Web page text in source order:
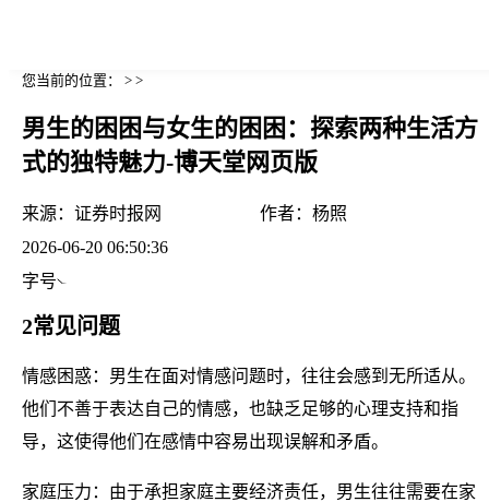
您当前的位置： > >
男生的困困与女生的困困：探索两种生活方
式的独特魅力-博天堂网页版
来源： 证券时报网 作者： 杨照
2026-06-20 06:50:36
字号
2常见问题
情感困惑：男生在面对情感问题时，往往会感到无所适从。
他们不善于表达自己的情感，也缺乏足够的心理支持和指
导，这使得他们在感情中容易出现误解和矛盾。
家庭压力：由于承担家庭主要经济责任，男生往往需要在家